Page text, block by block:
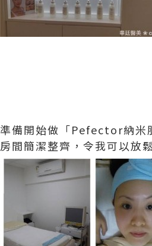
準備開始做「Pefector納米
房間簡潔整齊，令我可以放